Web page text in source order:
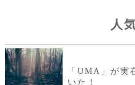
人
「UMA」が実
いた！